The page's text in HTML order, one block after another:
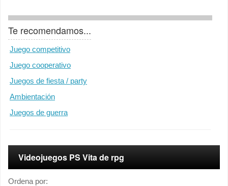
Te recomendamos...
Juego competitivo
Juego cooperativo
Juegos de fiesta / party
Ambientación
Juegos de guerra
Videojuegos PS Vita de rpg
Ordena por: